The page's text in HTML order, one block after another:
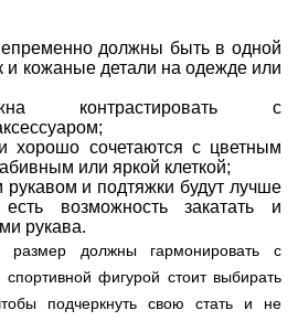
должны быть в одной
и кожаные детали на одежде или
контрастировать с
хорошо сочетаются с цветным
или яркой клеткой;
и подтяжки будут лучше
возможность закатать и
рукава.
должны гармонировать с
фигурой стоит выбирать
подчеркнуть свою стать и не